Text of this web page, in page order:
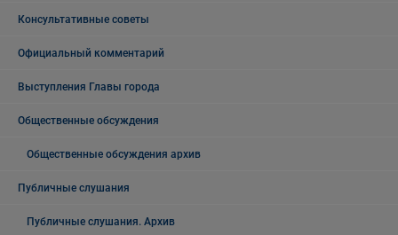
Консультативные советы
Официальный комментарий
Выступления Главы города
Общественные обсуждения
Общественные обсуждения архив
Публичные слушания
Публичные слушания. Архив